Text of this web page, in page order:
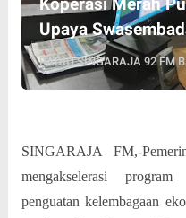
Upaya
RADIO SINGARAJA 92 FM
SINGARAJA FM,-
mengakselerasi
penguatan kelembagaan